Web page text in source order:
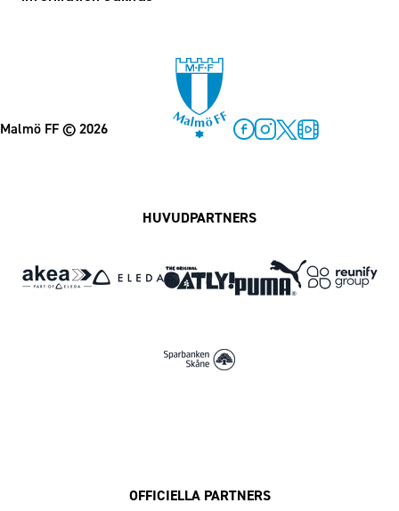
Malmö FF© 2026
HUVUDPARTNERS
OFFICIELLA PARTNERS